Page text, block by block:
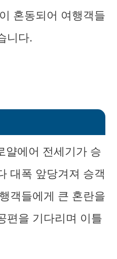
혼동되어 여행객들
니다.
얄에어 전세기가 승
대폭 앞당겨져 승객
객들에게 큰 혼란을
편을 기다리며 이틀